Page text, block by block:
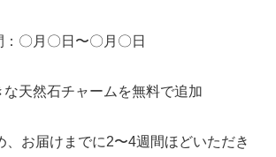
〇月〇日〜〇月〇日
な天然石チャームを無料で追加
お届けまでに2〜4週間ほどいただき